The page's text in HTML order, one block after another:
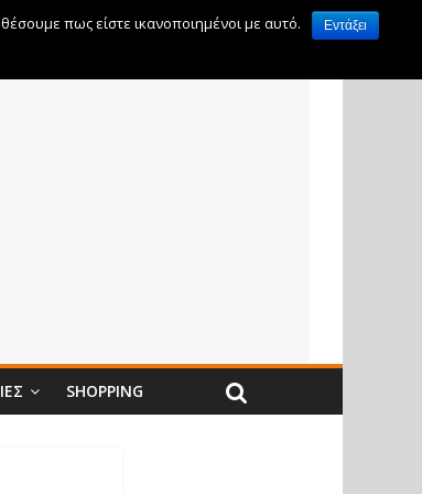
SHOPPING
πως είστε ικανοποιημένοι με αυτό.
Εντάξει